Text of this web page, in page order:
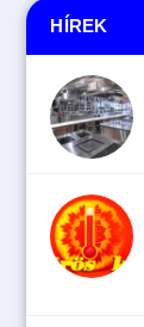
HÍREK